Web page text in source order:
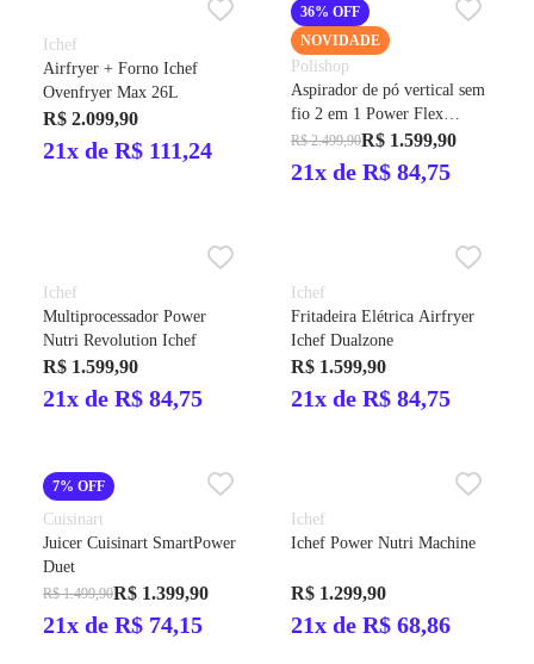
Ichef
Airfryer + Forno Ichef
Ovenfryer Max 26L
R$ 2.099,90
21x de R$ 111,24
36% OFF
NOVIDADE
Polishop
Aspirador de pó vertical sem
fio 2 em 1 Power Flex
Polishop
R$ 2.499,90R$ 1.599,90
21x de R$ 84,75
Ichef
Multiprocessador Power
Nutri Revolution Ichef
R$ 1.599,90
21x de R$ 84,75
Ichef
Fritadeira Elétrica Airfryer
Ichef Dualzone
R$ 1.599,90
21x de R$ 84,75
7% OFF
Cuisinart
Juicer Cuisinart SmartPower
Duet
R$ 1.499,90R$ 1.399,90
21x de R$ 74,15
Ichef
Ichef Power Nutri Machine
R$ 1.299,90
21x de R$ 68,86